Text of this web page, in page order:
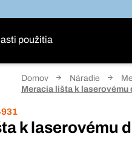
použitia
Domov Náradie
Meracia lišta k laserovému
k laserovému